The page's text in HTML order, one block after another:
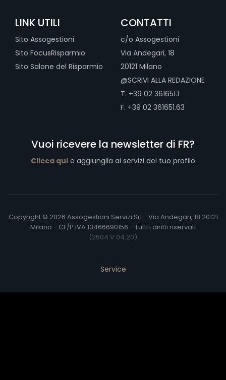
LINK UTILI
Sito Assogestioni
Sito FocusRisparmio
Sito Salone del Risparmio
CONTATTI
c/o Assogestioni
Via Andegari, 18
20121 Milano
@SCRIVI ALLA REDAZIONE
T. +39 02 361651.1
F. +39 02 361651.63
Vuoi ricevere la newsletter di FR?
Clicca qui e aggiungila ai servizi del tuo profilo
Copyright © 2026 Assogestioni Servizi Srl - Via Andegari, 18 20121
Milano - CF/P.IVA 13466690156 - Tutti i diritti riservati
(2504.V.04.20)
Service